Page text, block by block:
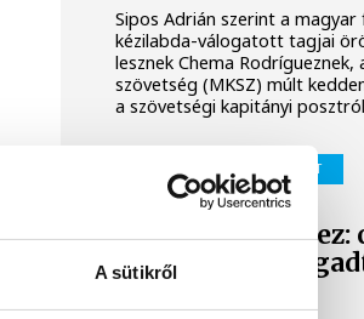
A sütikről
Sipos Adrián szerint a magyar
kézilabda-válogatott tagjai
lesznek Chema Rodrígueznek,
szövetség (MKSZ) múlt
a szövetségi kapitányi
FÉRFI KÉZILABDA-VÁLOGATOTT
Chema Rodríguez:
vagyok, de